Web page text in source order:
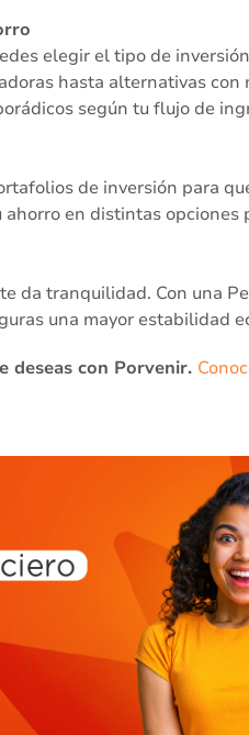
elegir el tipo de
hasta alternativas
según tu flujo de
de inversión para
en distintas opciones
da tranquilidad. Con una
una mayor estabilidad
deseas con Porvenir.